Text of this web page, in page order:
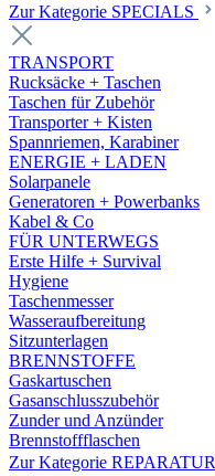
Zur Kategorie SPECIALS
TRANSPORT
Rucksäcke + Taschen
Taschen für Zubehör
Transporter + Kisten
Spannriemen, Karabiner
ENERGIE + LADEN
Solarpanele
Generatoren + Powerbanks
Kabel & Co
FÜR UNTERWEGS
Erste Hilfe + Survival
Hygiene
Taschenmesser
Wasseraufbereitung
Sitzunterlagen
BRENNSTOFFE
Gaskartuschen
Gasanschlusszubehör
Zunder und Anzünder
Brennstoffflaschen
Zur Kategorie REPARATUR